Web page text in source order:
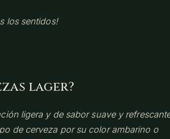
los sentidos!
lager?
ligera y de sabor suave y
de cerveza por su color ambarino o